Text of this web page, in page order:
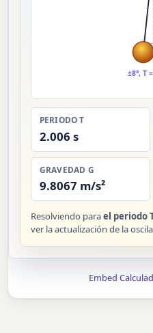
±8°, T
PERIODO T
2.006 s
GRAVEDAD G
9.8067 m/s²
Resolviendo parael periodo
ver la actualización de la
Embed